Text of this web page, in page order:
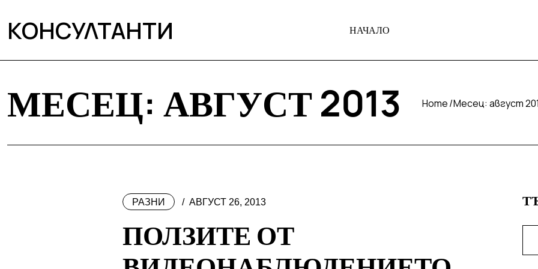
КОНСУЛТАНТИ НАЧАЛО
МЕСЕЦ: АВГУСТ 2013 Home Месец: август
РАЗНИ АВГУСТ 26, 2013
ПОЛЗИТЕ ОТ